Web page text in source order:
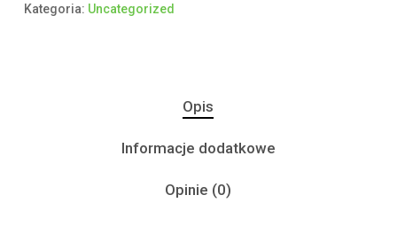
Kategoria: Uncategorized
Opis
Informacje dodatkowe
Opinie (0)